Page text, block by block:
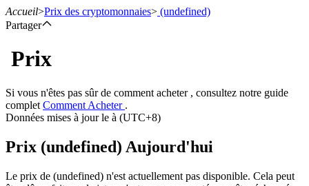
Accueil>Prix des cryptomonnaies> (undefined)
Partager
Prix
Si vous n'êtes pas sûr de comment acheter , consultez notre guide
complet Comment Acheter .
Données mises à jour le à (UTC+8)
Prix (undefined) Aujourd'hui
Le prix de (undefined) n'est actuellement pas disponible. Cela peut